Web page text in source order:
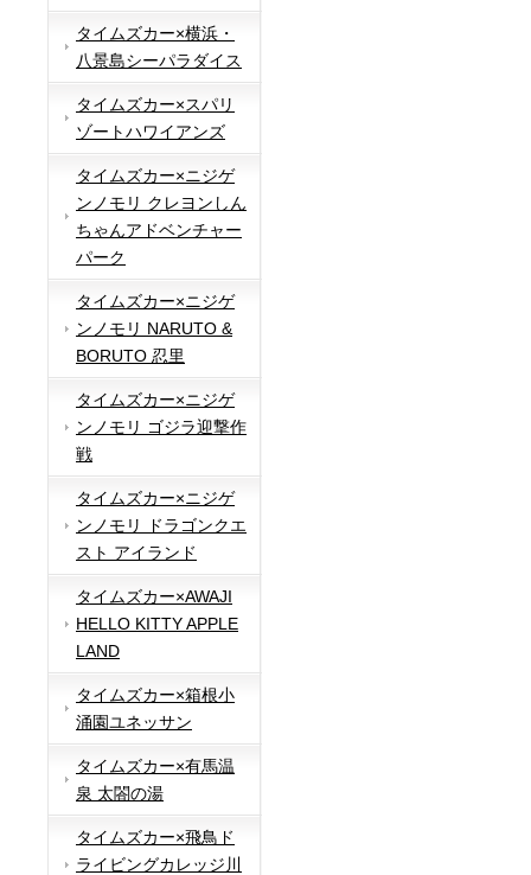
タイムズカー×横浜・
八景島シーパラダイス
タイムズカー×スパリ
ゾートハワイアンズ
タイムズカー×ニジゲ
ンノモリ クレヨンしん
ちゃんアドベンチャー
パーク
タイムズカー×ニジゲ
ンノモリ NARUTO &
BORUTO 忍里
タイムズカー×ニジゲ
ンノモリ ゴジラ迎撃作
戦
タイムズカー×ニジゲ
ンノモリ ドラゴンクエ
スト アイランド
タイムズカー×AWAJI
HELLO KITTY APPLE
LAND
タイムズカー×箱根小
涌園ユネッサン
タイムズカー×有馬温
泉 太閤の湯
タイムズカー×飛鳥ド
ライビングカレッジ川